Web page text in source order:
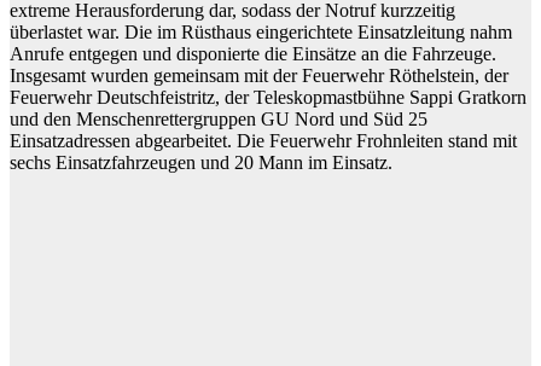
extreme Herausforderung dar, sodass der Notruf kurzzeitig
überlastet war. Die im Rüsthaus eingerichtete Einsatzleitung nahm
Anrufe entgegen und disponierte die Einsätze an die Fahrzeuge.
Insgesamt wurden gemeinsam mit der Feuerwehr Röthelstein, der
Feuerwehr Deutschfeistritz, der Teleskopmastbühne Sappi Gratkorn
und den Menschenrettergruppen GU Nord und Süd 25
Einsatzadressen abgearbeitet. Die Feuerwehr Frohnleiten stand mit
sechs Einsatzfahrzeugen und 20 Mann im Einsatz.